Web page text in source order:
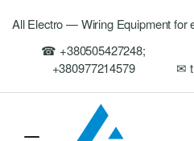
navigation
All Electro — Wiring Equipment for
☎ +380505427248;
+380977214579
✉